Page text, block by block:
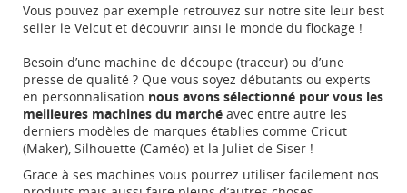
Vous pouvez par exemple retrouvez sur notre site leur best
seller le Velcut et découvrir ainsi le monde du flockage !
Besoin d’une machine de découpe (traceur) ou d’une
presse de qualité ? Que vous soyez débutants ou experts
en personnalisation nous avons sélectionné pour vous les
meilleures machines du marché avec entre autre les
derniers modèles de marques établies comme Cricut
(Maker), Silhouette (Caméo) et la Juliet de Siser !
Grace à ses machines vous pourrez utiliser facilement nos